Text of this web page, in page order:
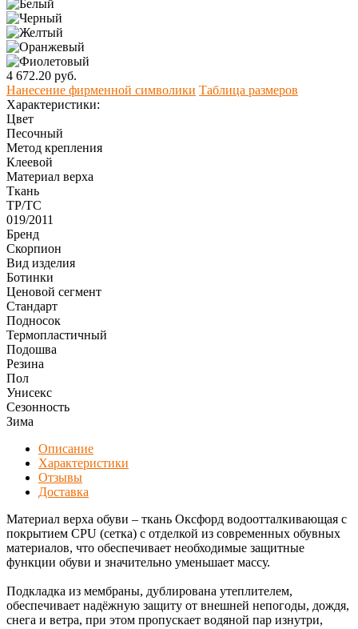
4 672.20 руб.
Нанесение фирменной символики Таблица размеров
Характеристики:
Цвет
Песочный
Метод крепления
Клеевой
Материал верха
Ткань
ТР/ТС
019/2011
Бренд
Скорпион
Вид изделия
Ботинки
Ценовой сегмент
Стандарт
Подносок
Термопластичный
Подошва
Резина
Пол
Унисекс
Сезонность
Зима
Описание
Характеристики
Отзывы
Доставка
Материал верха обуви – ткань Оксфорд водоотталкивающая с
покрытием CPU (сетка) с отделкой из современных обувных
материалов, что обеспечивает необходимые защитные
функции обуви и значительно уменьшает массу.
Подкладка из мембраны, дублирована утеплителем,
обеспечивает надёжную защиту от внешней непогоды, дождя,
снега и ветра, при этом пропускает водяной пар изнутри,